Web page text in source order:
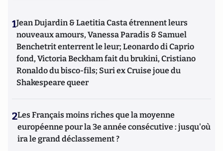
1Jean Dujardin & Laetitia Casta étrennent leurs
nouveaux amours, Vanessa Paradis & Samuel
Benchetrit enterrent le leur; Leonardo di Caprio
fond, Victoria Beckham fait du brukini, Cristiano
Ronaldo du bisco-fils; Suri ex Cruise joue du
Shakespeare queer
2Les Français moins riches que la moyenne
européenne pour la 3e année consécutive : jusqu'où
ira le grand déclassement ?